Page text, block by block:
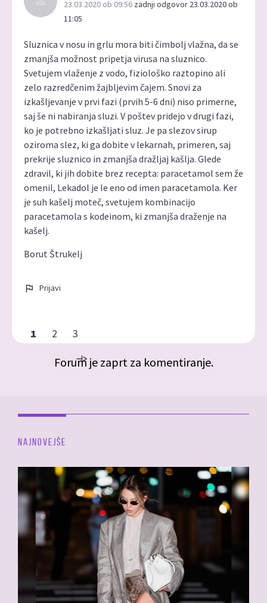
23.03.2020 ob 09:56 zadnji odgovor 23.03.2020 ob
11:05
Sluznica v nosu in grlu mora biti čimbolj vlažna, da se
zmanjša možnost pripetja virusa na sluznico.
Svetujem vlaženje z vodo, fiziološko raztopino ali
zelo razredčenim žajbljevim čajem. Snovi za
izkašljevanje v prvi fazi (prvih 5-6 dni) niso primerne,
saj še ni nabiranja sluzi. V poštev pridejo v drugi fazi,
ko je potrebno izkašljati sluz. Je pa slezov sirup
oziroma slez, ki ga dobite v lekarnah, primeren, saj
prekrije sluznico in zmanjša dražljaj kašlja. Glede
zdravil, ki jih dobite brez recepta: paracetamol sem že
omenil, Lekadol je le eno od imen paracetamola. Ker
je suh kašelj moteč, svetujem kombinacijo
paracetamola s kodeinom, ki zmanjša draženje na
kašelj.
Borut Štrukelj
Prijavi
1 2 3
Forum je zaprt za komentiranje.
NAJNOVEJŠE